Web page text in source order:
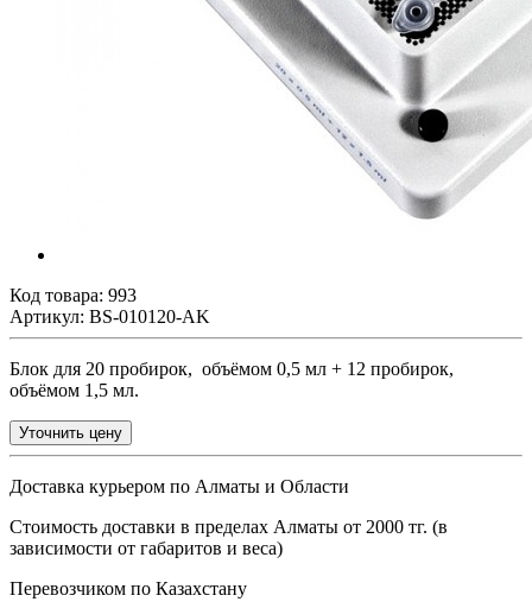
Код товара: 993
Артикул: BS-010120-AK
Блок для 20 пробирок, объёмом 0,5 мл + 12 пробирок,
объёмом 1,5 мл.
Уточнить цену
Доставка курьером по Алматы и Области
Стоимость доставки в пределах Алматы от 2000 тг. (в
зависимости от габаритов и веса)
Перевозчиком по Казахстану